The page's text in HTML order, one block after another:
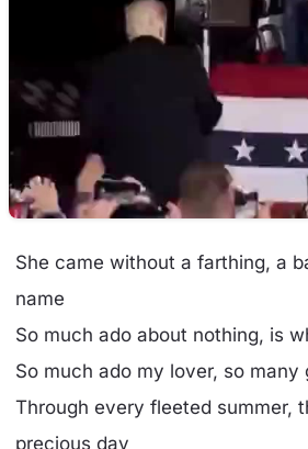
She came without a farthing, a
name
So much ado about nothing, is
So much ado my lover, so many
Through every fleeted summer,
precious day